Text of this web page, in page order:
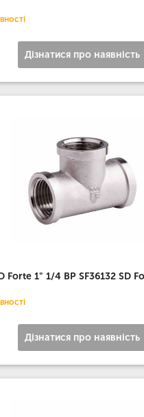
Дізнатися про наявність
Forte 1" 1/4 ВР SF36132 SD
Дізнатися про наявність